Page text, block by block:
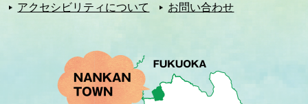
アクセシビリティについて
お問い合わせ